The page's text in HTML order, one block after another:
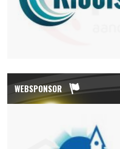
WEBSPONSOR